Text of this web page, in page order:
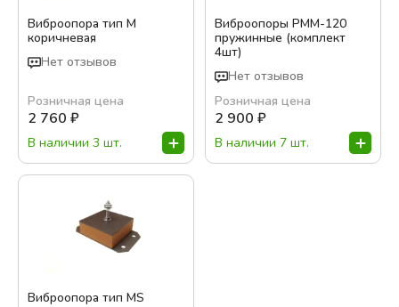
Виброопора тип M
коричневая
Нет отзывов
Розничная цена
2 760 ₽
В наличии 3 шт.
Виброопоры РММ-120
пружинные (комплект
4шт)
Нет отзывов
Розничная цена
2 900 ₽
В наличии 7 шт.
Виброопора тип MS